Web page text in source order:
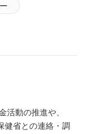
活動の推進や、
健省との連絡・調